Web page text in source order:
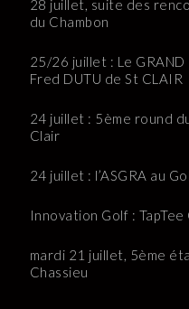
28 juillet, suite des
du Chambon
25/26 juillet : Le GRAND
Fred DUTU de St CLAIR
24 juillet : 5ème round
Clair
24 juillet : l’ASGRA au
Innovation Golf :
mardi 21 juillet, 5ème
Chassieu